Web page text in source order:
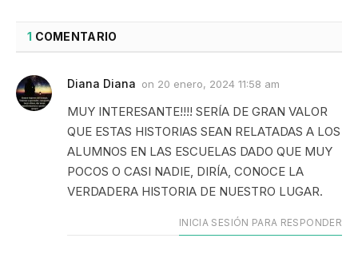
1 COMENTARIO
Diana Diana on 20 enero, 2024 11:58 am
MUY INTERESANTE!!!! SERÍA DE GRAN VALOR
QUE ESTAS HISTORIAS SEAN RELATADAS A LOS
ALUMNOS EN LAS ESCUELAS DADO QUE MUY
POCOS O CASI NADIE, DIRÍA, CONOCE LA
VERDADERA HISTORIA DE NUESTRO LUGAR.
INICIA SESIÓN PARA RESPONDER